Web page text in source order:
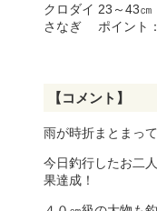
クロダイ 23～43
さなぎ ポイント
【コメント】
雨が時折まとまっ
今日釣行したお二
果達成！